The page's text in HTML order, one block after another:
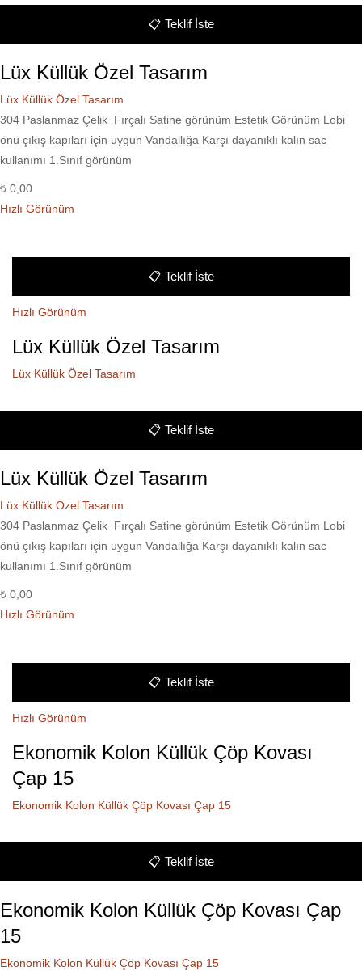
📋 Teklif İste
Lüx Küllük Özel Tasarım
Lüx Küllük Özel Tasarım
304 Paslanmaz Çelik Fırçalı Satine görünüm Estetik Görünüm Lobi
önü çıkış kapıları için uygun Vandallığa Karşı dayanıklı kalın sac
kullanımı 1.Sınıf görünüm
₺ 0,00
Hızlı Görünüm
📋 Teklif İste
Hızlı Görünüm
Lüx Küllük Özel Tasarım
Lüx Küllük Özel Tasarım
📋 Teklif İste
Lüx Küllük Özel Tasarım
Lüx Küllük Özel Tasarım
304 Paslanmaz Çelik Fırçalı Satine görünüm Estetik Görünüm Lobi
önü çıkış kapıları için uygun Vandallığa Karşı dayanıklı kalın sac
kullanımı 1.Sınıf görünüm
₺ 0,00
Hızlı Görünüm
📋 Teklif İste
Hızlı Görünüm
Ekonomik Kolon Küllük Çöp Kovası
Çap 15
Ekonomik Kolon Küllük Çöp Kovası Çap 15
📋 Teklif İste
Ekonomik Kolon Küllük Çöp Kovası Çap
15
Ekonomik Kolon Küllük Çöp Kovası Çap 15